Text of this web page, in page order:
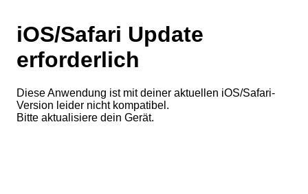
iOS/Safari Update
erforderlich
Diese Anwendung ist mit deiner aktuellen iOS/Safari-
Version leider nicht kompatibel.
Bitte aktualisiere dein Gerät.